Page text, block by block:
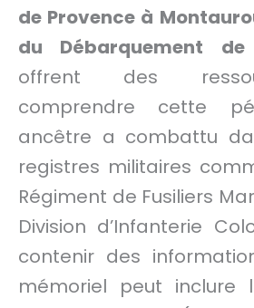
de Provence à
du Débarquement de
offrent des
comprendre cette
ancêtre a combattu
registres militaires
Régiment de Fusiliers
Division d’Infanterie
contenir des
mémoriel peut inclure